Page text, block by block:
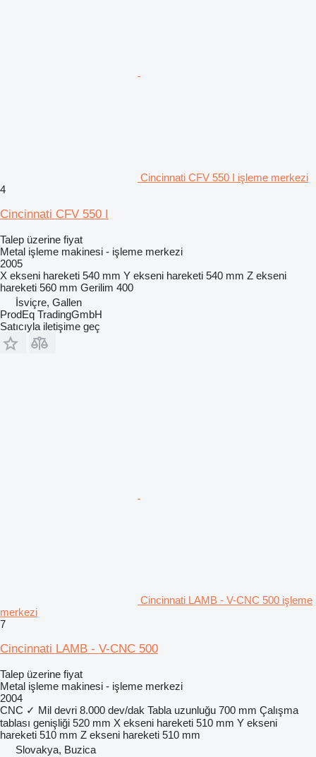
Cincinnati CFV 550 I işleme merkezi
4
Cincinnati CFV 550 I
Talep üzerine fiyat
Metal işleme makinesi - işleme merkezi
2005
X ekseni hareketi 540 mm Y ekseni hareketi 540 mm Z ekseni
hareketi 560 mm Gerilim 400
İsviçre, Gallen
ProdEq TradingGmbH
Satıcıyla iletişime geç
Cincinnati LAMB - V-CNC 500 işleme
merkezi
7
Cincinnati LAMB - V-CNC 500
Talep üzerine fiyat
Metal işleme makinesi - işleme merkezi
2004
CNC ✓ Mil devri 8.000 dev/dak Tabla uzunluğu 700 mm Çalışma
tablası genişliği 520 mm X ekseni hareketi 510 mm Y ekseni
hareketi 510 mm Z ekseni hareketi 510 mm
Slovakya, Buzica